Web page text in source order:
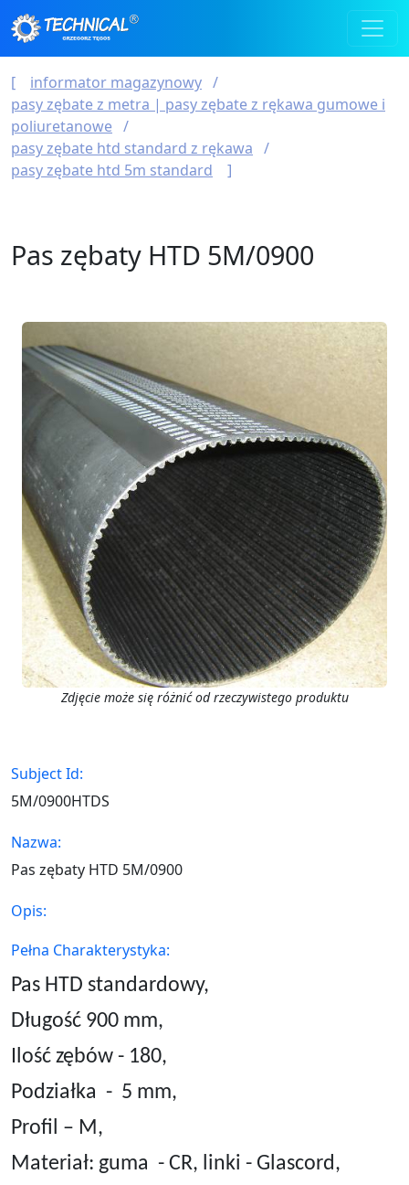
informator magazynowy
pasy zębate z metra | pasy zębate z rękawa gumowe i
poliuretanowe
pasy zębate htd standard z rękawa
pasy zębate htd 5m standard
Pas zębaty HTD 5M/0900
Zdjęcie może się różnić od rzeczywistego produktu
Subject Id:
5M/0900HTDS
Nazwa:
Pas zębaty HTD 5M/0900
Opis:
Pełna Charakterystyka:
Pas HTD standardowy,
Długość 900 mm,
Ilość zębów - 180,
Podziałka - 5 mm,
Profil – M,
Materiał: guma - CR, linki - Glascord,